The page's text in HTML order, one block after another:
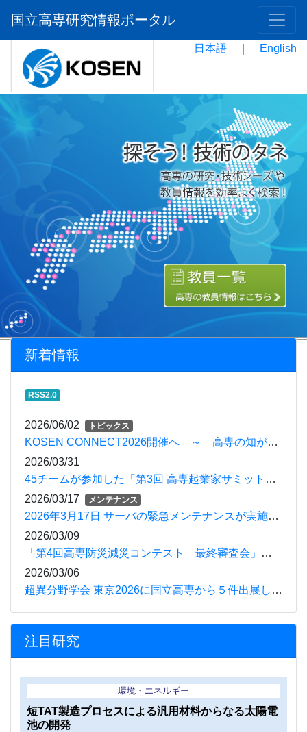
国立高専研究情報ポータル
日本語 English
新着情報
RSS2.0
2026/06/02 トピックス
KOSEN CONNECT2026開催へ ～ 高専の知がつながる。社会と未来が動き出す。
2026/03/31
45チームが参加した「第3回 高専起業家サミット」を開催
2026/03/17
メンテナンス
2026年3月17日 サーバの緊急メンテナンスが実施されます
2026/03/09
「第4回高専防災減災コンテスト 最終審査会」を開催
2026/03/06
超異分野学会 東京2026に国立高専から５件出展します
注目研究
環境・エネルギー
短TAT製造プロセスによる汎用材料からなる太陽電
池の開発